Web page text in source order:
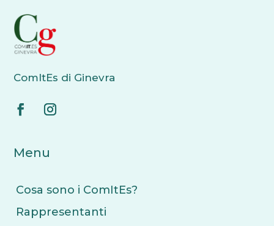
ComItEs di Ginevra
Menu
Cosa sono i ComItEs?
Rappresentanti